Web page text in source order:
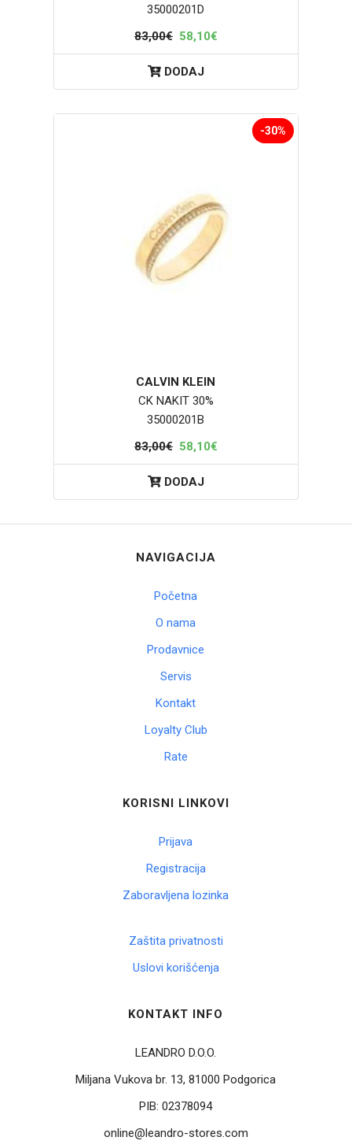
35000201D
83,00€ 58,10€
DODAJ
-30%
CALVIN KLEIN
CK NAKIT 30%
35000201B
83,00€ 58,10€
DODAJ
NAVIGACIJA
Početna
O nama
Prodavnice
Servis
Kontakt
Loyalty Club
Rate
KORISNI LINKOVI
Prijava
Registracija
Zaboravljena lozinka
Zaštita privatnosti
Uslovi korišćenja
KONTAKT INFO
LEANDRO D.O.O.
Miljana Vukova br. 13, 81000 Podgorica
PIB:02378094
online@leandro-stores.com